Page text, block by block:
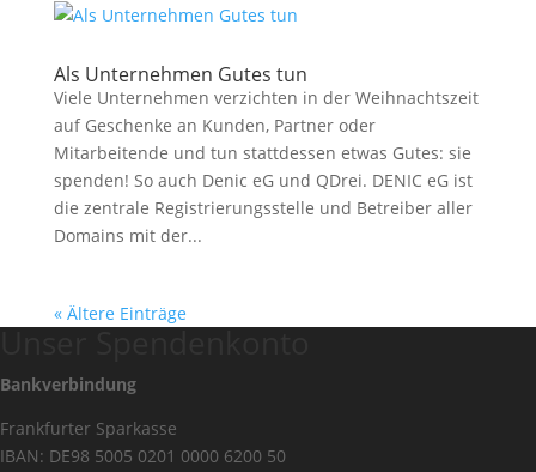
Als Unternehmen Gutes tun
Viele Unternehmen verzichten in der Weihnachtszeit
auf Geschenke an Kunden, Partner oder
Mitarbeitende und tun stattdessen etwas Gutes: sie
spenden! So auch Denic eG und QDrei. DENIC eG ist
die zentrale Registrierungsstelle und Betreiber aller
Domains mit der...
« Ältere Einträge
Bankverbindung
Frankfurter Sparkasse
IBAN: DE98 5005 0201 0000 6200 50